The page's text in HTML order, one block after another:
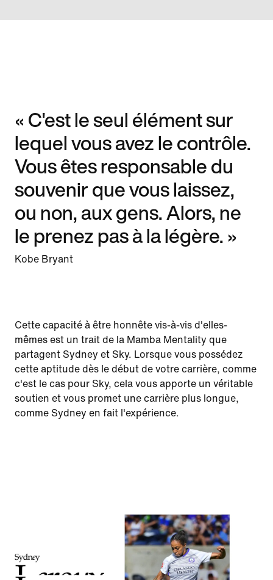
« C'est le seul élément sur
lequel vous avez le contrôle.
Vous êtes responsable du
souvenir que vous laissez,
ou non, aux gens. Alors, ne
le prenez pas à la légère. »
Kobe Bryant
Cette capacité à être honnête vis-à-vis d'elles-
mêmes est un trait de la Mamba Mentality que
partagent Sydney et Sky. Lorsque vous possédez
cette aptitude dès le début de votre carrière, comme
c'est le cas pour Sky, cela vous apporte un véritable
soutien et vous promet une carrière plus longue,
comme Sydney en fait l'expérience.